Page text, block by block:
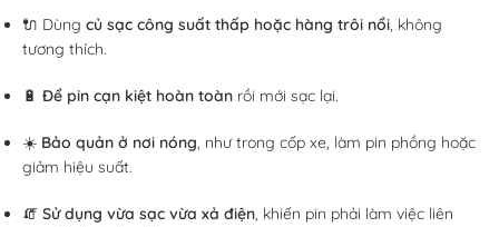
🔌 Dùng củ sạc công suất thấp hoặc hàng trôi nổi, không
tương thích.
🔋 Để pin cạn kiệt hoàn toàn rồi mới sạc lại.
☀️ Bảo quản ở nơi nóng, như trong cốp xe, làm pin phồng hoặc
giảm hiệu suất.
🧯 Sử dụng vừa sạc vừa xả điện, khiến pin phải làm việc liên